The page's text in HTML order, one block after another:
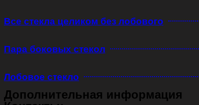
Все стекла целиком без лобового
Пара боковых стекол
Лобовое стекло
Дополнительная информация